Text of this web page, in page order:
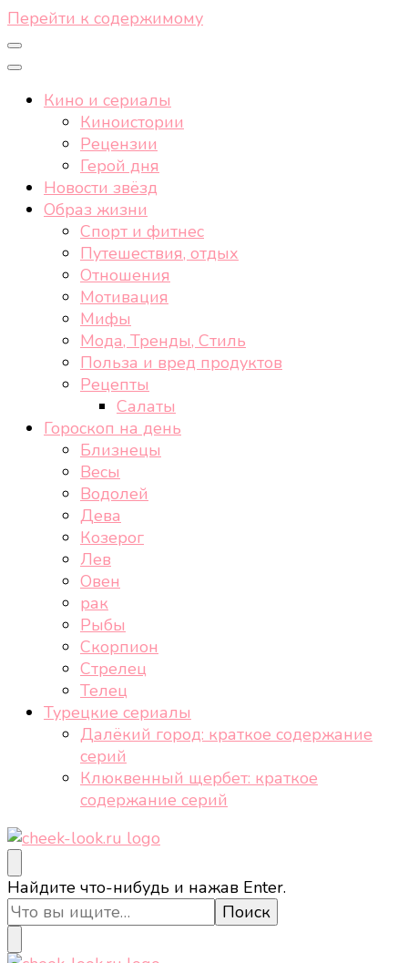
Перейти к содержимому
Кино и сериалы
Киноистории
Рецензии
Герой дня
Новости звёзд
Образ жизни
Спорт и фитнес
Путешествия, отдых
Отношения
Мотивация
Мифы
Мода, Тренды, Стиль
Польза и вред продуктов
Рецепты
Салаты
Гороскоп на день
Близнецы
Весы
Водолей
Дева
Козерог
Лев
Овен
рак
Рыбы
Скорпион
Стрелец
Телец
Турецкие сериалы
Далёкий город: краткое содержание
серий
Клюквенный щербет: краткое
содержание серий
cheek-look.ru
Женский сайт о звездах и кино, а также трендах,
здоровом образе жизни, спорте, стиле, отдыхе и
еде.
Ищите
что-
то?
Найдите что-нибудь и нажав Enter.